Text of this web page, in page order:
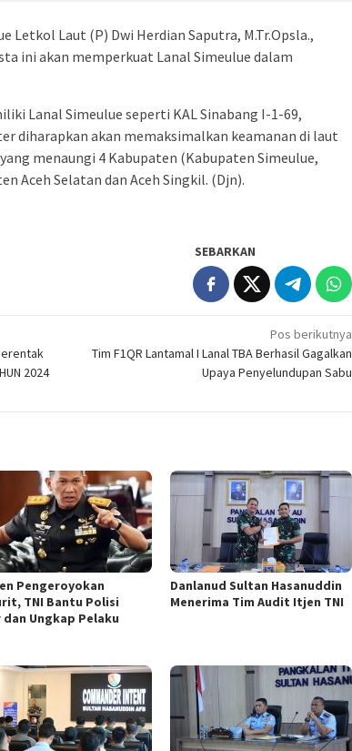
Letkol Laut (P) Dwi Herdian Saputra, M.Tr.Opsla.,
ini akan memperkuat Lanal Simeulue dalam
Lanal Simeulue seperti KAL Sinabang I-1-69,
diharapkan akan memaksimalkan keamanan di laut
menaungi 4 Kabupaten (Kabupaten Simeulue,
Aceh Selatan dan Aceh Singkil. (Djn).
SEBARKAN
2024
Pos berikutnya
Tim F1QR Lantamal I Lanal TBA Berhasil Gagalkan
Upaya Penyelundupan Sabu
Pengeroyokan
TNI Bantu Polisi
Ungkap Pelaku
Danlanud Sultan Hasanuddin
Menerima Tim Audit Itjen TNI